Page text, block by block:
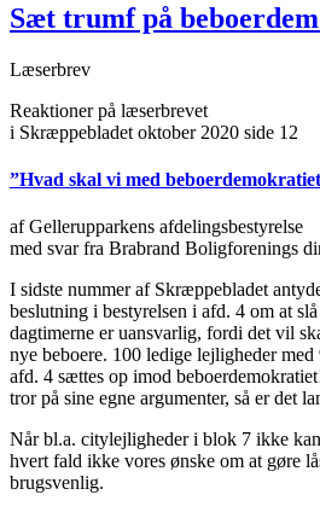
Sæt trumf på
Læserbrev
Reaktioner på læserbrevet
i Skræppebladet oktober 2020 side 12
”Hvad skal vi med
af Gellerupparkens afdelingsbestyrelse
med svar fra Brabrand Boligforenings
I sidste nummer af Skræppebladet
beslutning i bestyrelsen i afd. 4 om at
dagtimerne er uansvarlig, fordi det vil
nye beboere. 100 ledige lejligheder
afd. 4 sættes op imod
tror på sine egne argumenter, så er det
Når bl.a. citylejligheder i blok 7 ikke
hvert fald ikke vores ønske om at gøre
brugsvenlig.